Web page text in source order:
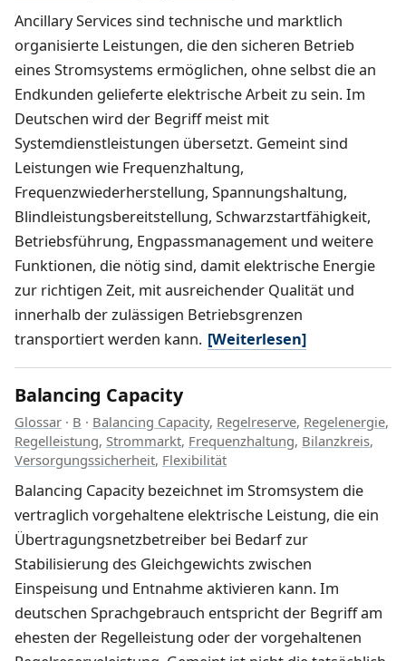
Ancillary Services sind technische und marktlich
organisierte Leistungen, die den sicheren Betrieb
eines Stromsystems ermöglichen, ohne selbst die an
Endkunden gelieferte elektrische Arbeit zu sein. Im
Deutschen wird der Begriff meist mit
Systemdienstleistungen übersetzt. Gemeint sind
Leistungen wie Frequenzhaltung,
Frequenzwiederherstellung, Spannungshaltung,
Blindleistungsbereitstellung, Schwarzstartfähigkeit,
Betriebsführung, Engpassmanagement und weitere
Funktionen, die nötig sind, damit elektrische Energie
zur richtigen Zeit, mit ausreichender Qualität und
innerhalb der zulässigen Betriebsgrenzen
transportiert werden kann. [Weiterlesen]
Balancing Capacity
Glossar · B · Balancing Capacity, Regelreserve, Regelenergie,
Regelleistung, Strommarkt, Frequenzhaltung, Bilanzkreis,
Versorgungssicherheit, Flexibilität
Balancing Capacity bezeichnet im Stromsystem die
vertraglich vorgehaltene elektrische Leistung, die ein
Übertragungsnetzbetreiber bei Bedarf zur
Stabilisierung des Gleichgewichts zwischen
Einspeisung und Entnahme aktivieren kann. Im
deutschen Sprachgebrauch entspricht der Begriff am
ehesten der Regelleistung oder der vorgehaltenen